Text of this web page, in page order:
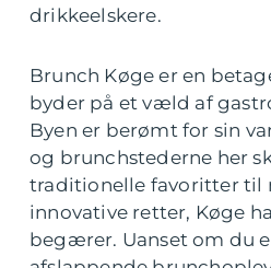
drikkeelskere.
Brunch Køge er en
byder på et væld af
Byen er berømt for sin
og brunchstederne her
traditionelle favoritter til
innovative retter, Køge
begærer. Uanset om du